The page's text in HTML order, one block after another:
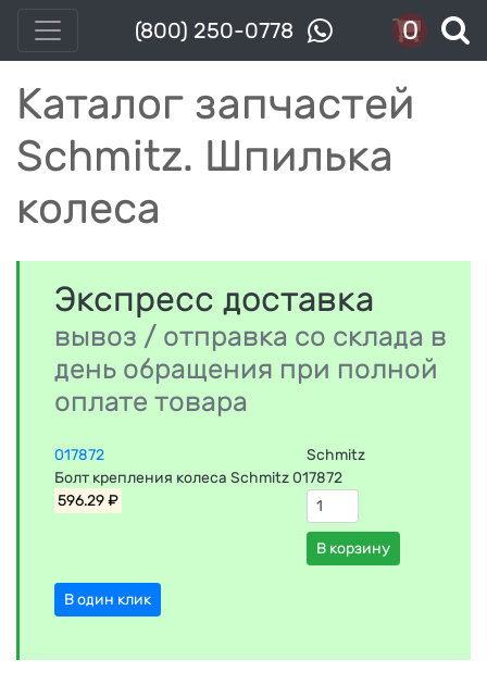
(800) 250-0778 0
Каталог запчастей
Schmitz. Шпилька
колеса
Экспресс доставка
вывоз / отправка со склада в
день обращения при полной
оплате товара
017872
Schmitz
Болт крепления колеса Schmitz 017872
596.29 ₽
В корзину
В один клик